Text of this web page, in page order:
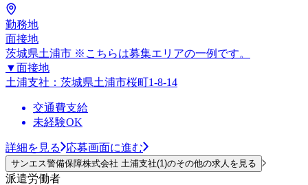
勤務地
面接地
茨城県土浦市 ※こちらは募集エリアの一例です。
▼面接地
土浦支社：茨城県土浦市桜町1-8-14
交通費支給
未経験OK
詳細を見る 応募画面に進む
サンエス警備保障株式会社 土浦支社(1)のその他の求人を見る
派遣労働者